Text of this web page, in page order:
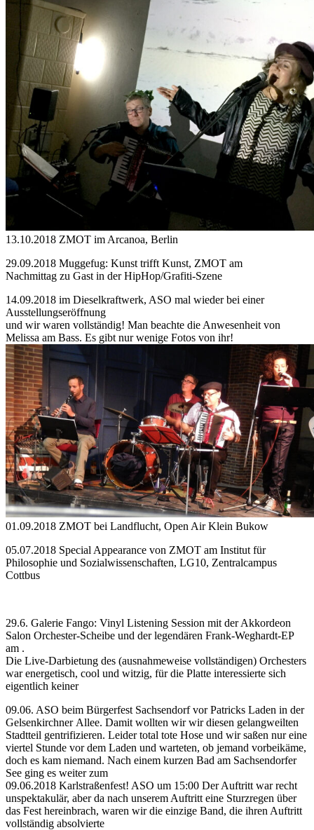
13.10.2018 ZMOT im Arcanoa, Berlin
29.09.2018 Muggefug: Kunst trifft Kunst, ZMOT am
Nachmittag zu Gast in der HipHop/Grafiti-Szene
14.09.2018 im Dieselkraftwerk, ASO mal wieder bei einer
Ausstellungseröffnung
und wir waren vollständig! Man beachte die Anwesenheit von
Melissa am Bass. Es gibt nur wenige Fotos von ihr!
01.09.2018 ZMOT bei Landflucht, Open Air Klein Bukow
05.07.2018 Special Appearance von ZMOT am Institut für
Philosophie und Sozialwissenschaften, LG10, Zentralcampus
Cottbus
29.6. Galerie Fango: Vinyl Listening Session mit der Akkordeon
Salon Orchester-Scheibe und der legendären Frank-Weghardt-EP
am .
Die Live-Darbietung des (ausnahmeweise vollständigen) Orchesters
war energetisch, cool und witzig, für die Platte interessierte sich
eigentlich keiner
09.06. ASO beim Bürgerfest Sachsendorf vor Patricks Laden in der
Gelsenkirchner Allee. Damit wollten wir wir diesen gelangweilten
Stadtteil gentrifizieren. Leider total tote Hose und wir saßen nur eine
viertel Stunde vor dem Laden und warteten, ob jemand vorbeikäme,
doch es kam niemand. Nach einem kurzen Bad am Sachsendorfer
See ging es weiter zum
09.06.2018 Karlstraßenfest! ASO um 15:00 Der Auftritt war recht
unspektakulär, aber da nach unserem Auftritt eine Sturzregen über
das Fest hereinbrach, waren wir die einzige Band, die ihren Auftritt
vollständig absolvierte